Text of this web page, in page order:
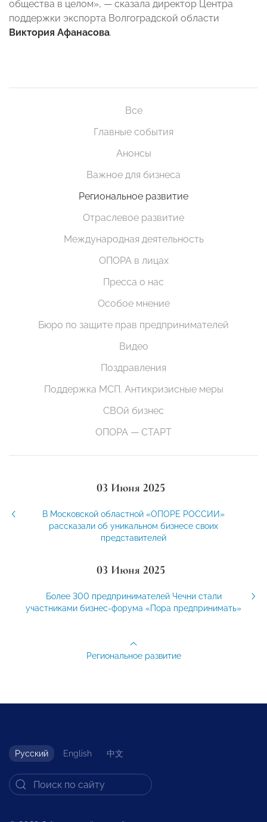
общества в целом», — сказала директор Центра
поддержки экспорта Волгоградской области
Виктория Афанасова.
Все
Главные события
Анонсы
Важное для бизнеса
Региональное развитие
Отраслевое развитие
Международная деятельность
ОПОРА в лицах
Пресса о нас
Особое мнение
Бюро по защите прав предпринимателей
Видео
Поздравления
Поддержка МСП. Антикризисные меры
СВОй бизнес
ОПОРА — СТАРТ
03 Июня 2025
В Московской областной «ОПОРЕ РОССИИ»
рассказали об уникальном бизнесе своих
представителей
03 Июня 2025
Более 300 предпринимателей Чечни стали
участниками бизнес-форума «Пора предпринимать»
Региональное развитие
Русский English 中文